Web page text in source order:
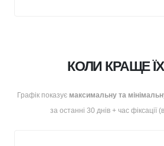
КОЛИ КРАЩЕ
Графік показує максимальну та
за останні 30 днів + час фіксації (